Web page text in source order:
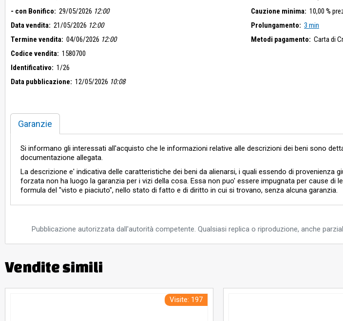
- con Bonifico: 29/05/2026 12:00
Data vendita: 21/05/2026 12:00
Termine vendita: 04/06/2026 12:00
Codice vendita: 1580700
Identificativo: 1/26
Data pubblicazione: 12/05/2026 10:08
Cauzione minima: 10,00 %
Prolungamento: 3 min
Metodi pagamento: Carta di
Garanzie
Si informano gli interessati all'acquisto che le informazioni relative alle descrizioni dei beni sono
documentazione allegata.
La descrizione e' indicativa delle caratteristiche dei beni da alienarsi, i quali essendo di provenienza
forzata non ha luogo la garanzia per i vizi della cosa. Essa non puo' essere impugnata per cause di
formula del "visto e piaciuto", nello stato di fatto e di diritto in cui si trovano, senza alcuna garanzia.
Pubblicazione autorizzata dall'autorità competente. Qualsiasi replica o riproduzione, anche
Vendite simili
Visite: 197